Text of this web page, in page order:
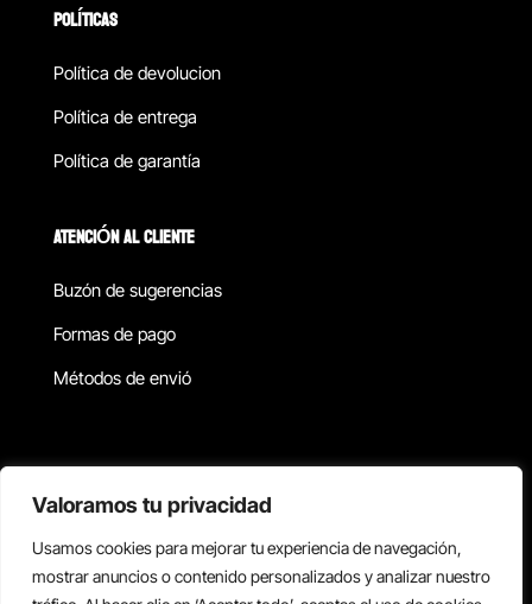
Valoramos tu privacidad
Usamos cookies para mejorar tu experiencia de navegación,
mostrar anuncios o contenido personalizados y analizar nuestro
POLÍTICAS
Política de devolucion
Política de entrega
Política de garantía
ATENCIÓN AL CLIENTE
Buzón de sugerencias
Formas de pago
Métodos de envió
Copyright © 2026 Reisix. Todos los derechos reservados.